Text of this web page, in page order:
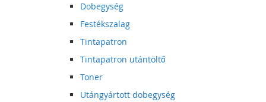
Dobegység
Festékszalag
Tintapatron
Tintapatron utántöltő
Toner
Utángyártott dobegység